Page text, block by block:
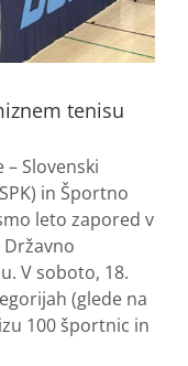
tenisu
Slovenski
in Športno
leto zapored v
V soboto, 18.
(glede na
100 športnic in